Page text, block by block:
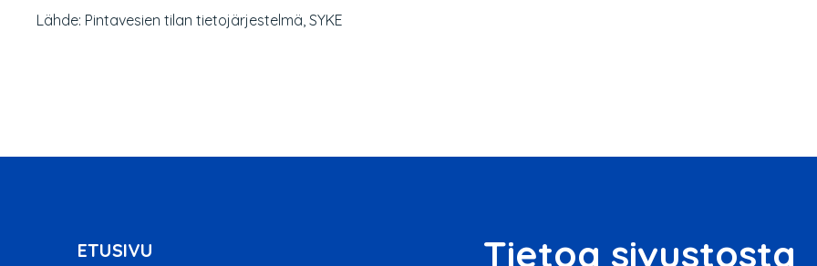
Lähde: Pintavesien tilan tietojärjestelmä, SYKE
ETUSIVU Tietoa sivustosta